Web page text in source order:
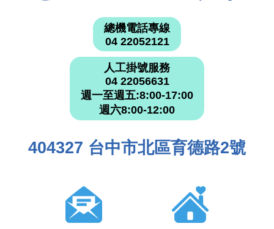
總機電話專線
04 22052121
人工掛號服務
04 22056631
週一至週五:8:00-17:00
週六8:00-12:00
404327 台中市北區育德路2號